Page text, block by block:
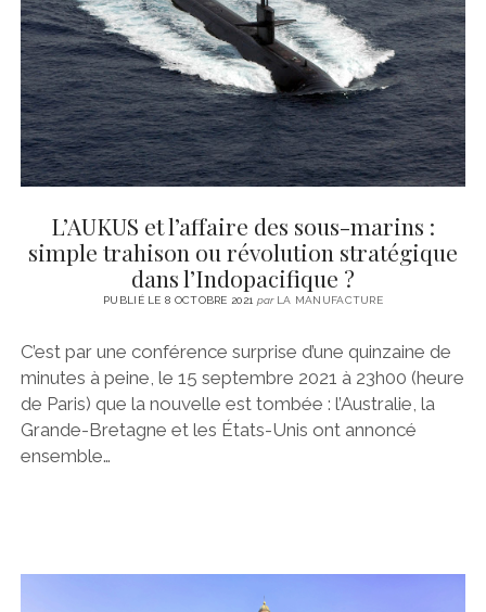
L’AUKUS et l’affaire des sous-marins :
simple trahison ou révolution stratégique
dans l’Indopacifique ?
PUBLIÉ LE 8 OCTOBRE 2021 parLA MANUFACTURE
C’est par une conférence surprise d’une quinzaine de
minutes à peine, le 15 septembre 2021 à 23h00 (heure
de Paris) que la nouvelle est tombée : l’Australie, la
Grande-Bretagne et les États-Unis ont annoncé
ensemble…